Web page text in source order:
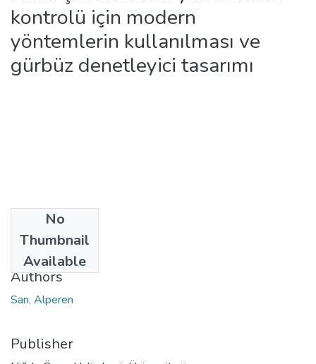
Analyze
Request/Question
kontrolü için modern
yöntemlerin kullanılması ve
gürbüz denetleyici tasarımı
No
Thumbnail
Available
2023
Authors
Sarı, Alperen
Publisher